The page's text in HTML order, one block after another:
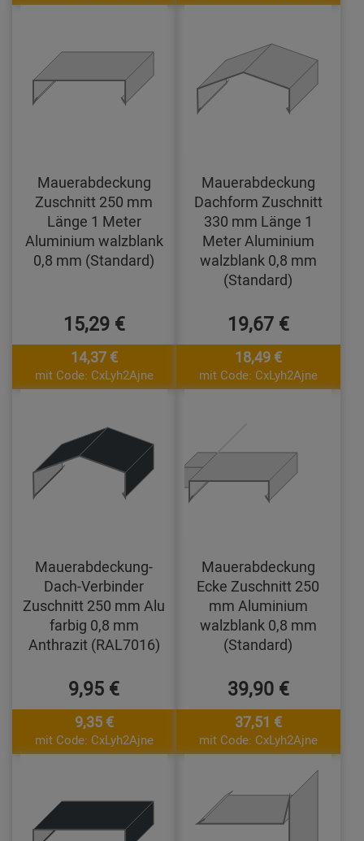
Mauerabdeckung
Zuschnitt 250 mm
Länge 1 Meter
Aluminium walzblank
0,8 mm (Standard)
15,29 €
14,37 €
mit Code: CxLyh2Ajne
Mauerabdeckung
Dachform Zuschnitt
330 mm Länge 1
Meter Aluminium
walzblank 0,8 mm
(Standard)
19,67 €
18,49 €
mit Code: CxLyh2Ajne
Mauerabdeckung-
Dach-Verbinder
Zuschnitt 250 mm Alu
farbig 0,8 mm
Anthrazit (RAL7016)
9,95 €
9,35 €
mit Code: CxLyh2Ajne
Mauerabdeckung
Ecke Zuschnitt 250
mm Aluminium
walzblank 0,8 mm
(Standard)
39,90 €
37,51 €
mit Code: CxLyh2Ajne